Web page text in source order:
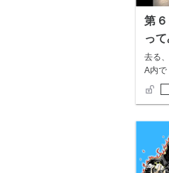
第
って
去る
A内